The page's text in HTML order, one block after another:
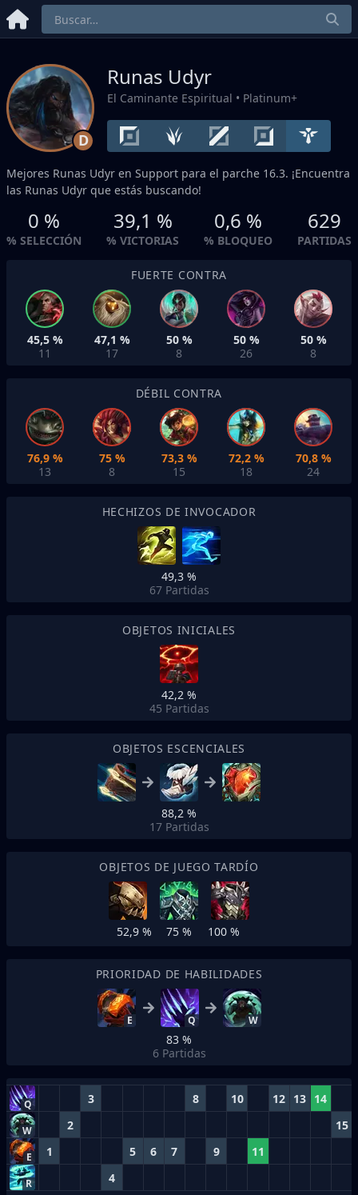
D
Runas Udyr
El Caminante Espiritual • Platinum+
Mejores Runas Udyr en Support para el parche 16.3. ¡Encuentra
las Runas Udyr que estás buscando!
0 %
% SELECCIÓN
39,1 %
% VICTORIAS
0,6 %
% BLOQUEO
629
PARTIDAS
FUERTE CONTRA
45,5 %
11
47,1 %
17
50 %
8
50 %
26
50 %
8
DÉBIL CONTRA
76,9 %
13
75 %
8
73,3 %
15
72,2 %
18
70,8 %
24
HECHIZOS DE INVOCADOR
49,3 %
67 Partidas
OBJETOS INICIALES
42,2 %
45 Partidas
OBJETOS ESCENCIALES
88,2 %
17 Partidas
OBJETOS DE JUEGO TARDÍO
52,9 % 75 % 100 %
PRIORIDAD DE HABILIDADES
E Q W
83 %
6 Partidas
Q 3 8 10 12 13 14
W 2 15
E 1 5 6 7 9 11
R 4